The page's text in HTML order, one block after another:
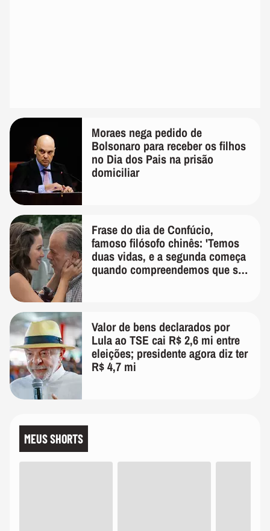
Moraes nega pedido de
Bolsonaro para receber os filhos
no Dia dos Pais na prisão
domiciliar
Frase do dia de Confúcio,
famoso filósofo chinês: 'Temos
duas vidas, e a segunda começa
quando compreendemos que só
Valor de bens declarados por
Lula ao TSE cai R$ 2,6 mi entre
eleições; presidente agora diz ter
R$ 4,7 mi
MEUS SHORTS